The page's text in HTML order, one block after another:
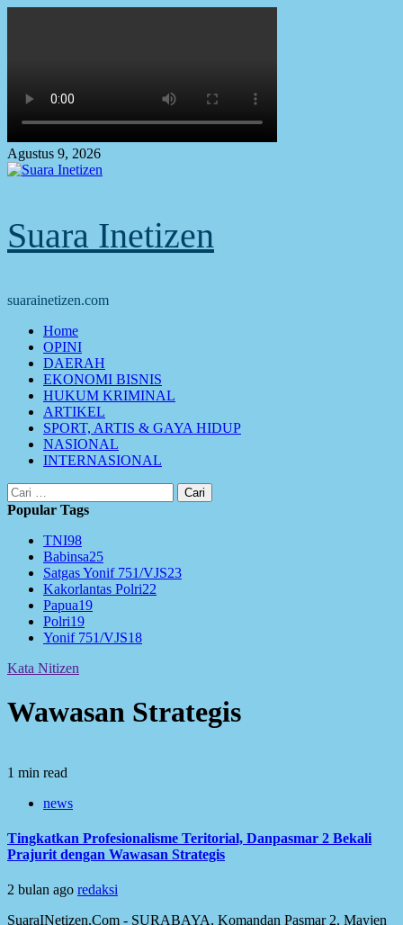
Agustus 9, 2026
Suara Inetizen
suarainetizen.com
Primary
Menu
Home
OPINI
DAERAH
EKONOMI BISNIS
HUKUM KRIMINAL
ARTIKEL
SPORT, ARTIS & GAYA HIDUP
NASIONAL
INTERNASIONAL
Cari
untuk:
Popular Tags
TNI98
Babinsa25
Satgas Yonif 751/VJS23
Kakorlantas Polri22
Papua19
Polri19
Yonif 751/VJS18
Kata Nitizen
Wawasan Strategis
1 min read
news
Tingkatkan Profesionalisme Teritorial, Danpasmar 2 Bekali
Prajurit dengan Wawasan Strategis
2 bulan ago redaksi
SuaraINetizen.Com - SURABAYA, Komandan Pasmar 2, Mayjen